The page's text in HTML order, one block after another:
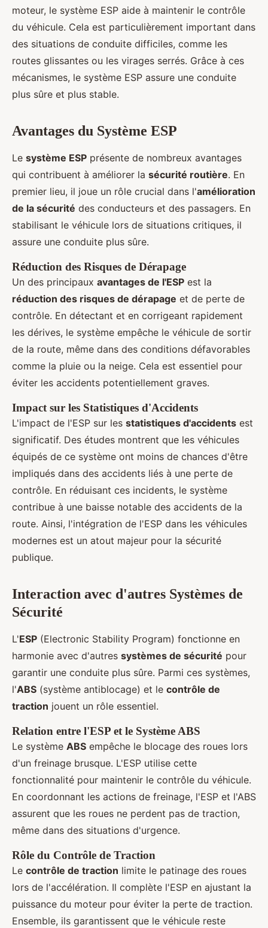
moteur, le système ESP aide à maintenir le contrôle
du véhicule. Cela est particulièrement important dans
des situations de conduite difficiles, comme les
routes glissantes ou les virages serrés. Grâce à ces
mécanismes, le système ESP assure une conduite
plus sûre et plus stable.
Avantages du Système ESP
Le système ESP présente de nombreux avantages
qui contribuent à améliorer la sécurité routière. En
premier lieu, il joue un rôle crucial dans l'amélioration
de la sécurité des conducteurs et des passagers. En
stabilisant le véhicule lors de situations critiques, il
assure une conduite plus sûre.
Réduction des Risques de Dérapage
Un des principaux avantages de l'ESP est la
réduction des risques de dérapage et de perte de
contrôle. En détectant et en corrigeant rapidement
les dérives, le système empêche le véhicule de sortir
de la route, même dans des conditions défavorables
comme la pluie ou la neige. Cela est essentiel pour
éviter les accidents potentiellement graves.
Impact sur les Statistiques d'Accidents
L'impact de l'ESP sur les statistiques d'accidents est
significatif. Des études montrent que les véhicules
équipés de ce système ont moins de chances d'être
impliqués dans des accidents liés à une perte de
contrôle. En réduisant ces incidents, le système
contribue à une baisse notable des accidents de la
route. Ainsi, l'intégration de l'ESP dans les véhicules
modernes est un atout majeur pour la sécurité
publique.
Interaction avec d'autres Systèmes de
Sécurité
L'ESP (Electronic Stability Program) fonctionne en
harmonie avec d'autres systèmes de sécurité pour
garantir une conduite plus sûre. Parmi ces systèmes,
l'ABS (système antiblocage) et le contrôle de
traction jouent un rôle essentiel.
Relation entre l'ESP et le Système ABS
Le système ABS empêche le blocage des roues lors
d'un freinage brusque. L'ESP utilise cette
fonctionnalité pour maintenir le contrôle du véhicule.
En coordonnant les actions de freinage, l'ESP et l'ABS
assurent que les roues ne perdent pas de traction,
même dans des situations d'urgence.
Rôle du Contrôle de Traction
Le contrôle de traction limite le patinage des roues
lors de l'accélération. Il complète l'ESP en ajustant la
puissance du moteur pour éviter la perte de traction.
Ensemble, ils garantissent que le véhicule reste